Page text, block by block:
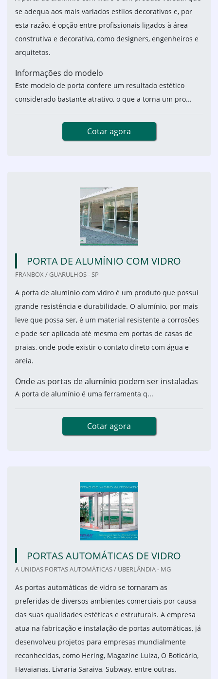
se adequa aos mais variados estilos decorativos e, por
esta razão, é opção entre profissionais ligados à área
construtiva e decorativa, como designers, engenheiros e
arquitetos.
Informações do modelo
Este modelo de porta confere um resultado estético
considerado bastante atrativo, o que a torna um pro...
Cotar agora
PORTA DE ALUMÍNIO COM VIDRO
FRANBOX / GUARULHOS - SP
A porta de alumínio com vidro é um produto que possui
grande resistência e durabilidade. O alumínio, por mais
leve que possa ser, é um material resistente a corrosões
e pode ser aplicado até mesmo em portas de casas de
praias, onde pode existir o contato direto com água e
areia.
Onde as portas de alumínio podem ser instaladas
A porta de alumínio é uma ferramenta q...
Cotar agora
PORTAS AUTOMÁTICAS DE VIDRO
A UNIDAS PORTAS AUTOMÁTICAS / UBERLÂNDIA - MG
As portas automáticas de vidro se tornaram as
preferidas de diversos ambientes comerciais por causa
das suas qualidades estéticas e estruturais. A empresa
atua na fabricação e instalação de portas automáticas, já
desenvolveu projetos para empresas mundialmente
reconhecidas, como Hering, Magazine Luiza, O Boticário,
Havaianas, Livraria Saraiva, Subway, entre outras.